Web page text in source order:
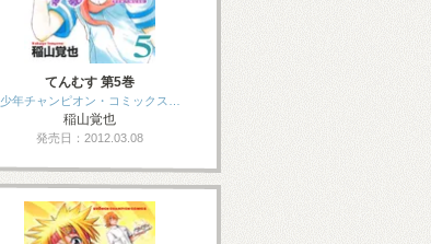
てんむす 第5巻
少年チャンピオン・コミックス…
稲山覚也
発売日：2012.03.08